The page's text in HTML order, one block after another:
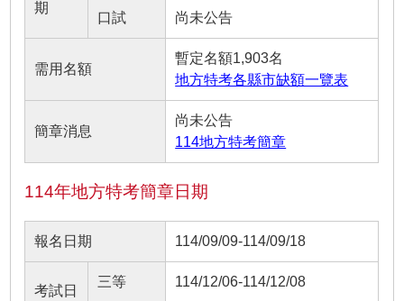
期
口試 尚未公告
需用名額
暫定名額1,903名
地方特考各縣市缺額一覽表
簡章消息
尚未公告
114地方特考簡章
114年地方特考簡章日期
報名日期 114/09/09-114/09/18
考試日
三等 114/12/06-114/12/08